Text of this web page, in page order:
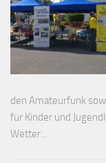
den Amateurfunk
für Kinder und
Wetter...